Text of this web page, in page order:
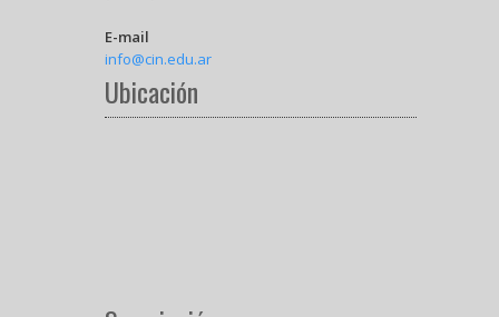
E-mail
info@cin.edu.ar
Ubicación